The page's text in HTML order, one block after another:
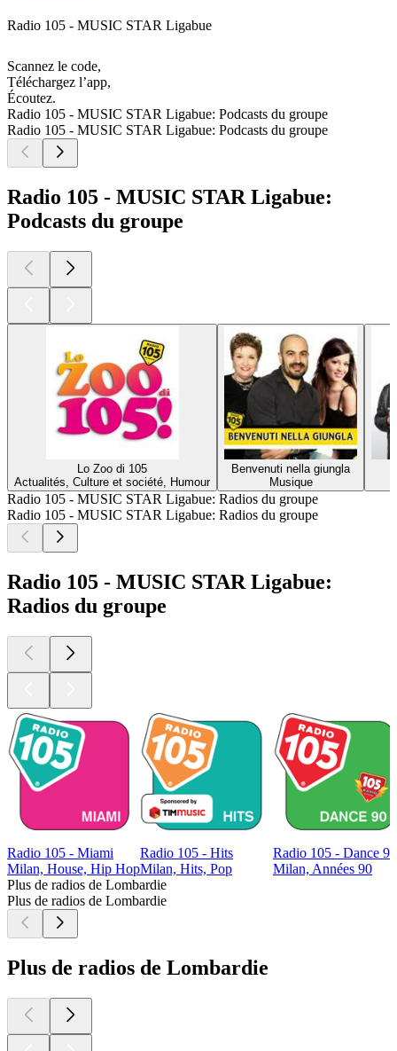
Radio 105 - MUSIC STAR Ligabue
Scannez le code,
Téléchargez l’app,
Écoutez.
Radio 105 - MUSIC STAR Ligabue: Podcasts du groupe
Radio 105 - MUSIC STAR Ligabue: Podcasts du groupe
Radio 105 - MUSIC STAR Ligabue:
Podcasts du groupe
Lo Zoo di 105
Actualités, Culture et société, Humour
Benvenuti nella giungla
Musique
Radio 105 - MUSIC STAR Ligabue: Radios du groupe
Radio 105 - MUSIC STAR Ligabue: Radios du groupe
Radio 105 - MUSIC STAR Ligabue:
Radios du groupe
Radio 105 - Miami
Milan, House, Hip Hop
Radio 105 - Hits
Milan, Hits, Pop
Radio 105 - Dance 90
Milan, Années 90
Plus de radios de Lombardie
Plus de radios de Lombardie
Plus de radios de Lombardie